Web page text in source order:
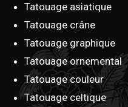
Tatouage asiatique
Tatouage crâne
Tatouage graphique
Tatouage ornemental
Tatouage couleur
Tatouage celtique